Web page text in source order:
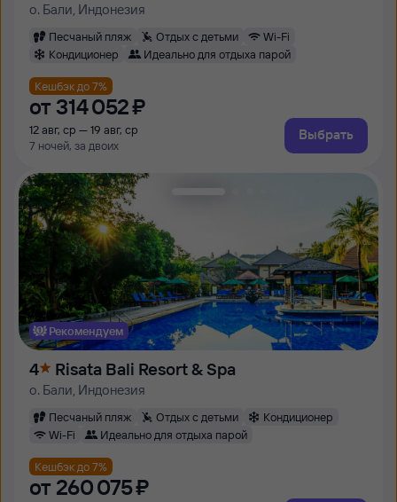
о. Бали, Индонезия
Песчаный пляж Отдых с детьми
Wi-Fi
Кондиционер
Идеально для отдыха парой
Кешбэк до 7%
от 314 ⁠052 ⁠₽
12 авг, ср — 19 авг, ср
7 ночей, за двоих
Выбрать
Рекомендуем
4 Risata Bali Resort & Spa
о. Бали, Индонезия
Песчаный пляж Отдых с детьми
Кондиционер
Wi-Fi
Идеально для отдыха парой
Кешбэк до 7%
от 260 ⁠075 ⁠₽